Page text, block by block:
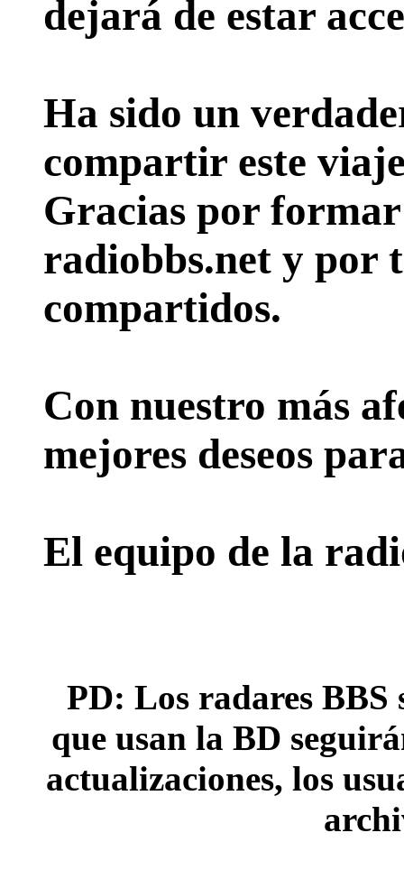
dejará de estar
Ha sido un
compartir este
Gracias por
radiobbs.net y por
compartidos.
Con nuestro más
mejores deseos
El equipo de la
PD: Los radares
que usan la BD
actualizaciones, los